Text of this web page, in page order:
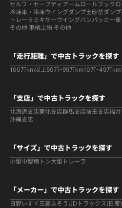
セルフ・セーフティ アームロールフック
冷凍車・冷凍ウイングダンプ土砂禁ダンプ
トレーラ ミキサーウイングバンパッカー車
その他 車輌上物 その他
「走行距離」で中古トラックを探す
100万km以上50万-99万km10万-49万km
「支店」で中古トラックを探す
北海道支店東北支店群馬支店埼玉支店福
沖縄支店
「サイズ」で中古トラックを探す
小型中型増トン大型 トレーラ
「メーカー」で中古トラックを探す
日野いすゞ 三菱ふそう UDトラックス(日産)